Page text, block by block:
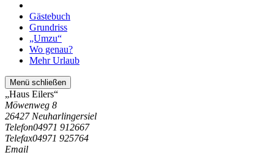
Gästebuch
Grundriss
„Umzu“
Wo genau?
Mehr Urlaub
Menü schließen
„Haus Eilers“
Möwenweg 8
26427 Neuharlingersiel
Telefon04971 912667
Telefax04971 925764
Email